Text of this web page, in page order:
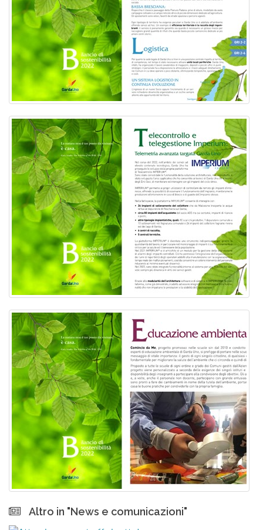
Altro in "News e comunicazioni"